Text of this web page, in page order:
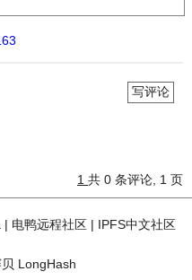
写评论
1 共 0 条评论, 1 页
| 电鸭远程社区| IPFS中文社区
LongHash